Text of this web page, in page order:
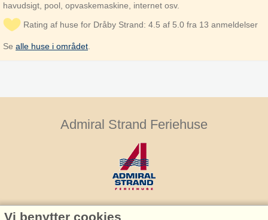
havudsigt, pool, opvaskemaskine, internet osv.
Rating af huse for Dråby Strand: 4.5 af 5.0 fra 13 anmeldelser
Se alle huse i området
Admiral Strand Feriehuse
Admiral Strand Feriehuse, Lønne
Vi benytter cookies